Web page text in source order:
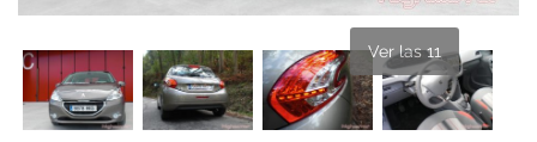
Ver las 11